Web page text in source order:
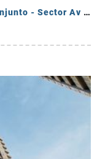
Se Vende Casa Campestre Fuera de Conjunto - Sector Av Centenario